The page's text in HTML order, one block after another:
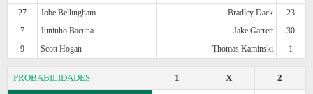
27
Jobe Bellingham Bradley Dack
23
7
Juninho Bacuna Jake Garrett
30
9
Scott Hogan Thomas Kaminski 1
PROBABILIDADES 2
X
1